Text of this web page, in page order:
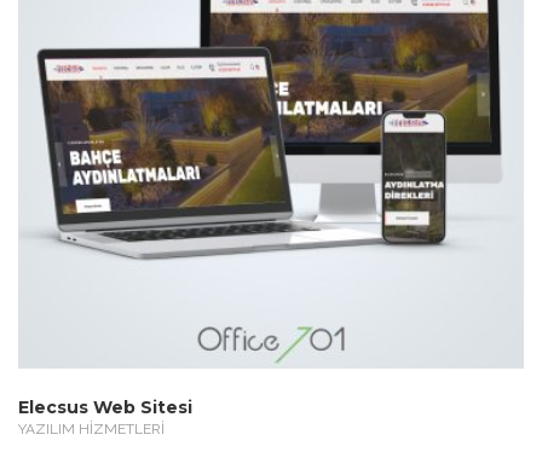
Elecsus Web Sitesi
YAZILIM HİZMETLERİ